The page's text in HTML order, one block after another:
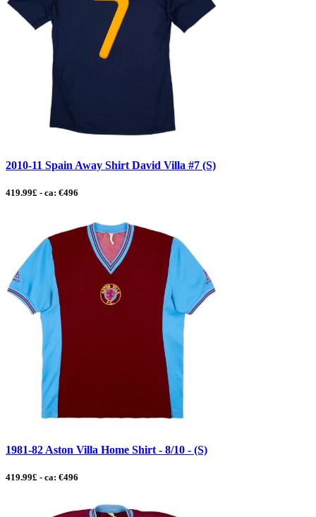
2010-11 Spain Away Shirt David Villa #7 (S)
419.99£ - ca: €496
1981-82 Aston Villa Home Shirt - 8/10 - (S)
419.99£ - ca: €496